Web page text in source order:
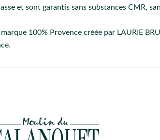
et sont garantis sans substances CMR,
marque 100% Provence créée par LAURIE